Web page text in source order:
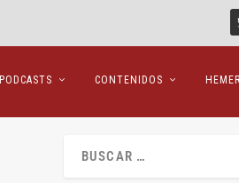
PODCASTS CONTENIDOS